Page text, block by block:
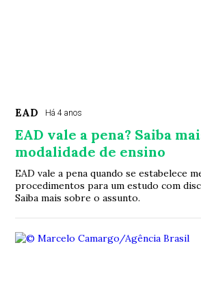
EAD Há 4 anos
EAD vale a pena? Saiba
modalidade de ensino
EAD vale a pena quando se estabelece
procedimentos para um estudo com
Saiba mais sobre o assunto.